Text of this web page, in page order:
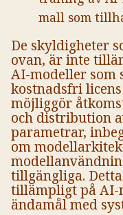
mall som
De skyldigheter
ovan, är inte
AI-modeller som
kostnadsfri
möjliggör
och distribution
parametrar,
om
tillgängliga.
tillämpligt på AI-
ändamål med